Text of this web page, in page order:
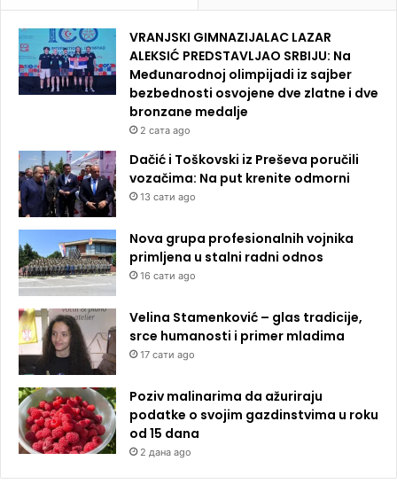
VRANJSKI GIMNAZIJALAC LAZAR
ALEKSIĆ PREDSTAVLJAO SRBIJU: Na
Međunarodnoj olimpijadi iz sajber
bezbednosti osvojene dve zlatne i dve
bronzane medalje
2 сата ago
Dačić i Toškovski iz Preševa poručili
vozačima: Na put krenite odmorni
13 сати ago
Nova grupa profesionalnih vojnika
primljena u stalni radni odnos
16 сати ago
Velina Stamenković – glas tradicije,
srce humanosti i primer mladima
17 сати ago
Poziv malinarima da ažuriraju
podatke o svojim gazdinstvima u roku
od 15 dana
2 дана ago